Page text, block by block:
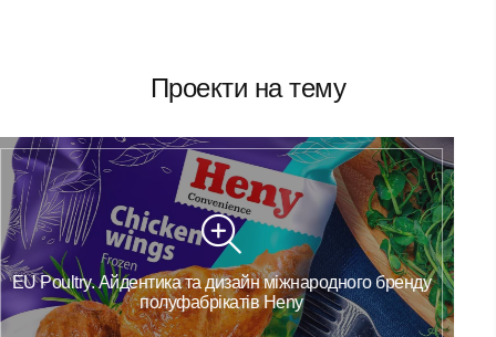
Проекти на тему
Lumoral Professional. Сайт медицинской продукции b2b